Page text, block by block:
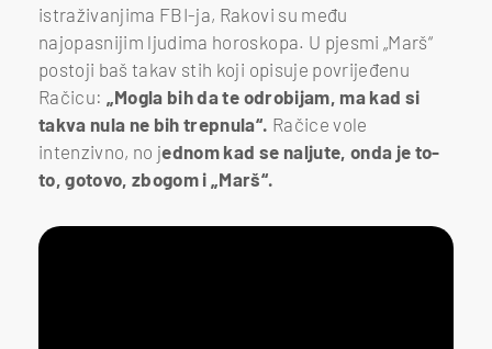
istraživanjima FBI-ja, Rakovi su među
najopasnijim ljudima horoskopa. U pjesmi „Marš“
postoji baš takav stih koji opisuje povrijeđenu
Račicu: „Mogla bih da te odrobijam, ma kad si
takva nula ne bih trepnula“. Račice vole
intenzivno, no jednom kad se naljute, onda je to-
to, gotovo, zbogom i „Marš“.